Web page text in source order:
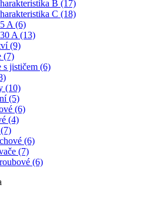
B (17)
C (18)
A (6)
A (13)
(9)
(7)
s jističem (6)
(10)
(5)
(6)
(4)
(6)
(7)
(6)